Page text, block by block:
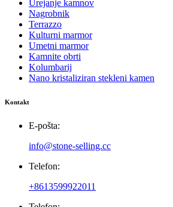
Urejanje kamnov
Nagrobnik
Terrazzo
Kulturni marmor
Umetni marmor
Kamnite obrti
Kolumbarij
Nano kristaliziran stekleni kamen
Kontakt
E-pošta:
info@stone-selling.cc
Telefon:
+8613599922011